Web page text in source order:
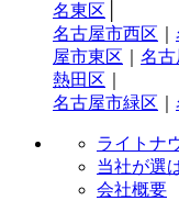
名東区
名古屋市西区
屋市東区
名古
熱田区
名古屋市緑区
ライトナ
当社が選
会社概要